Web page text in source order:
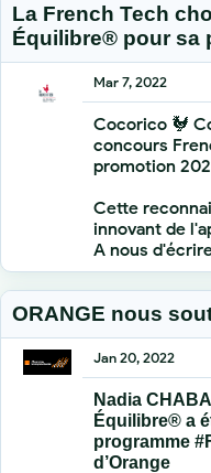
La French Tech
Équilibre® pour sa
Mar 7, 2022
Cocorico 🐓
concours
promotion
Cette
innovant de
A nous
ORANGE nous
Jan 20, 2022
Nadia
Équilibre® a
programme
d’Orange